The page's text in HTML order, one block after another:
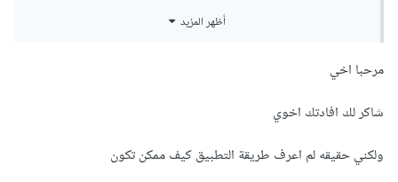
نقوم بإضافة العناصر المميزة من الاستعلام الثاتي.
view
أظهر المزيد
مرحبا اخي
شاكر لك افادتك اخوي
ولكني حقيقه لم اعرف طريقة التطبيق كيف ممكن تكون